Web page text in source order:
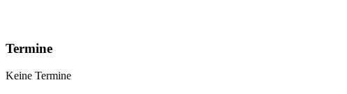
Termine
Keine Termine